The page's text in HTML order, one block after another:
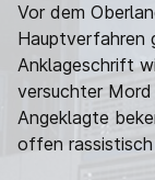
Vor dem
Hauptverfahren
Anklageschrift
versuchter
Angeklagte
offen